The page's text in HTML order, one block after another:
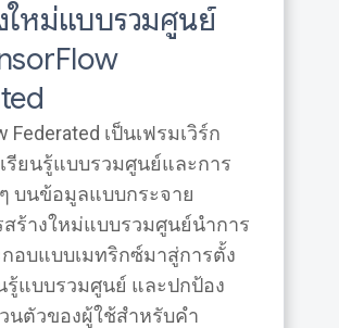
ใหม่แบบรวมศูนย์
Federated เป็นเฟรมเวิร์ก
รียนรู้แบบรวมศูนย์และการ
บนข้อมูลแบบกระจาย
สร้างใหม่แบบรวมศูนย์นำการ
อบแบบเมทริกซ์มาสู่การตั้ง
รู้แบบรวมศูนย์ และปกป้อง
นตัวของผู้ใช้สำหรับคำ